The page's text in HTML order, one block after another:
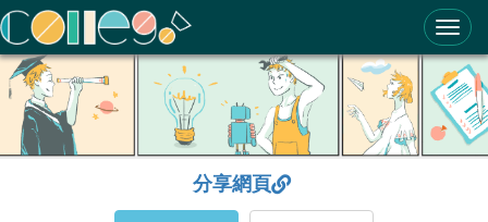
ColleGo! 大學選才與高中育才輔助系統
分享網頁